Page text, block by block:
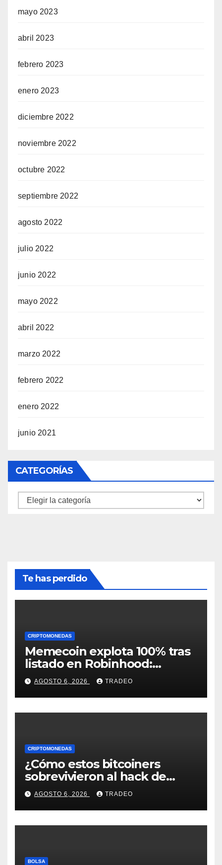
mayo 2023
abril 2023
febrero 2023
enero 2023
diciembre 2022
noviembre 2022
octubre 2022
septiembre 2022
agosto 2022
julio 2022
junio 2022
mayo 2022
abril 2022
marzo 2022
febrero 2022
enero 2022
junio 2021
CATEGORÍAS
Categorías
Te has perdido
CRIPTOMONEDAS
Memecoin explota 100% tras
listado en Robinhood:
conoce los detalles
AGOSTO 6, 2026 TRADEO
CRIPTOMONEDAS
¿Cómo estos bitcoiners
sobrevivieron al hack de
Coldcard? Un analista
comparte consejos clave
AGOSTO 6, 2026 TRADEO
BOLSA